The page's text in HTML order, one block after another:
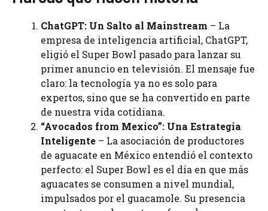
ChatGPT: Un Salto al Mainstream – La
empresa de inteligencia artificial, ChatGPT,
eligió el Super Bowl pasado para lanzar su
primer anuncio en televisión. El mensaje fue
claro: la tecnología ya no es solo para
expertos, sino que se ha convertido en parte
de nuestra vida cotidiana.
“Avocados from Mexico”: Una Estrategia
Inteligente – La asociación de productores
de aguacate en México entendió el contexto
perfecto: el Super Bowl es el día en que más
aguacates se consumen a nivel mundial,
impulsados por el guacamole. Su presencia